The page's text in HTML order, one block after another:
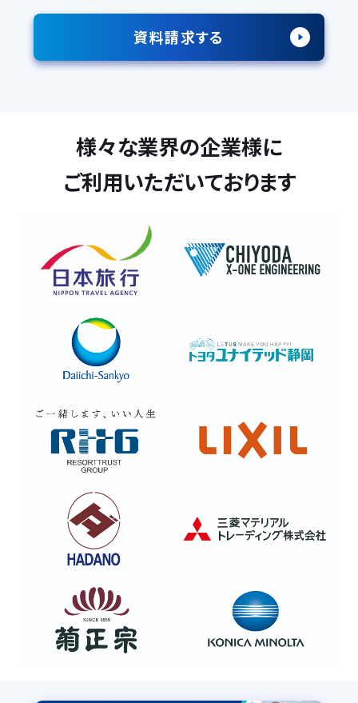
資料請求する
様々な業界の企業様に
ご利用いただいております